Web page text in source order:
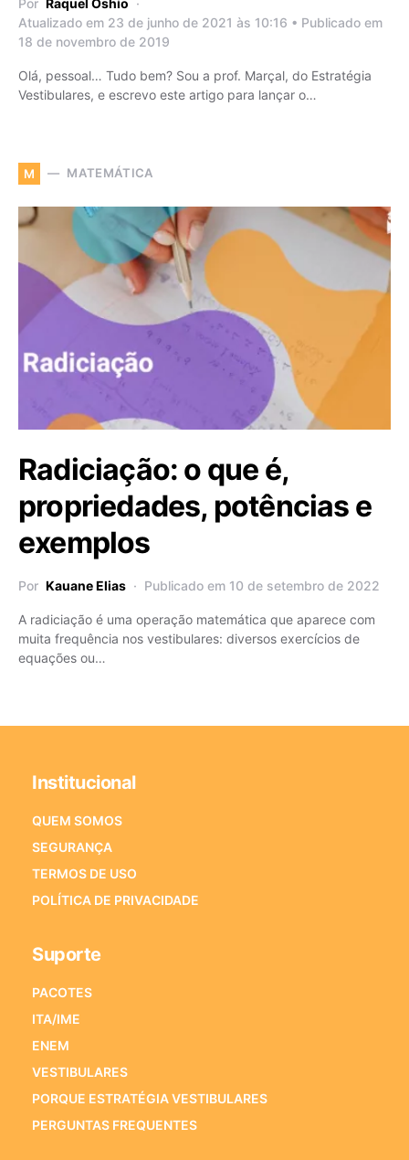
Atualizado em 23 de junho de 2021 às 10:16 • Publicado em
18 de novembro de 2019
Olá, pessoal… Tudo bem? Sou a prof. Marçal, do Estratégia
Vestibulares, e escrevo este artigo para lançar o…
M MATEMÁTICA
Radiciação: o que é,
propriedades, potências e
exemplos
Por Kauane Elias Publicado em 10 de setembro de 2022
A radiciação é uma operação matemática que aparece com
muita frequência nos vestibulares: diversos exercícios de
equações ou…
Institucional
QUEM SOMOS
SEGURANÇA
TERMOS DE USO
POLÍTICA DE PRIVACIDADE
Suporte
PACOTES
ITA/IME
ENEM
VESTIBULARES
PORQUE ESTRATÉGIA VESTIBULARES
PERGUNTAS FREQUENTES